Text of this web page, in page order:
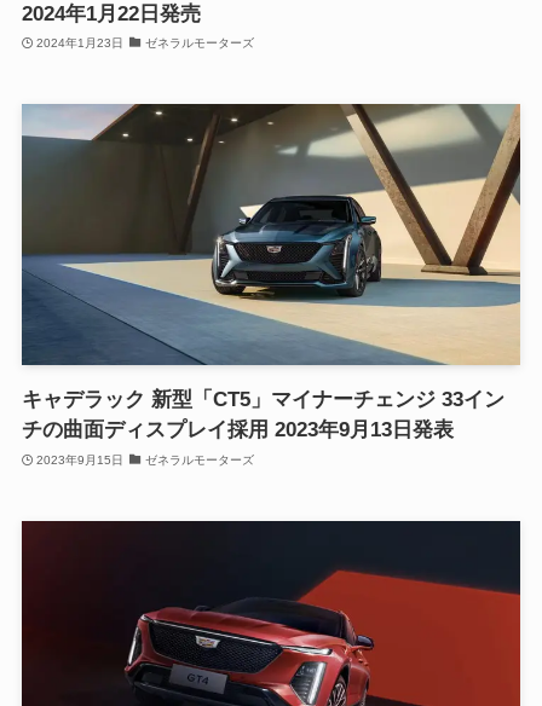
2024年1月22日発売
2024年1月23日 ゼネラルモーターズ
キャデラック 新型「CT5」マイナーチェンジ 33イン
チの曲面ディスプレイ採用 2023年9月13日発表
2023年9月15日 ゼネラルモーターズ